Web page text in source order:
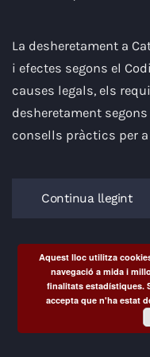
La desheretament a
i efectes segons el
causes legals, els
desheretament segons
consells pràctics per
Continua llegint
Aquest lloc utilitza
navegació a mida i
finalitats estadístiques.
accepta que n'ha estat